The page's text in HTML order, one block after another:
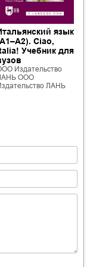
язык
Ciao,
Учебник для
Издательство
ООО
ЛАНЬ